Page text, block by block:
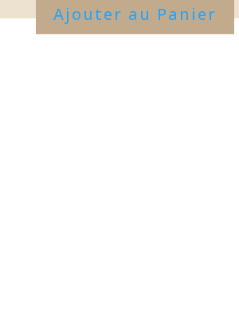
Ajouter au Panier